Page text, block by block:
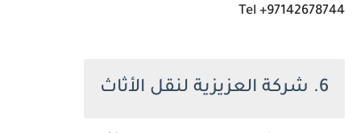
97142678744+ Tel
6. شركة العزيزية لنقل الأثاث